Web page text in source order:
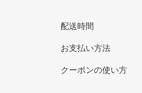
配送時間
お支払い方法
クーポンの使い方